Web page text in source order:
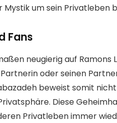
um sein Privatleben
Fans
neugierig auf Ramons
oder seinen
beweist somit
Diese
Privatleben immer